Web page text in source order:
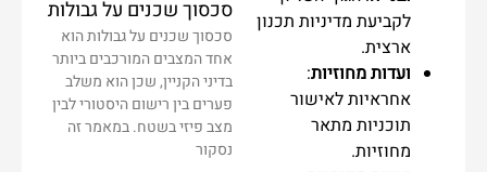
סכסוך שכנים על גבולות
סכסוך שכנים על גבולות הוא
אחד המצבים המורכבים ביותר
בדיני הקניין, שכן הוא משלב
פערים בין רישום היסטורי לבין
מצב פיזי בשטח. במאמר זה
נסקור
לקביעת מדיניות תכנון
ארצית.
ועדות מחוזיות:
אחראיות לאישור
תוכניות מתאר
מחוזיות.